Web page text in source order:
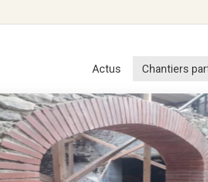
Actus Chantiers